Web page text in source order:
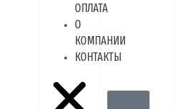
ОПЛАТА
О
КОМПАНИИ
КОНТАКТЫ